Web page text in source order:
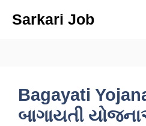
Sarkari Job
Bagayati
બાગાયતી